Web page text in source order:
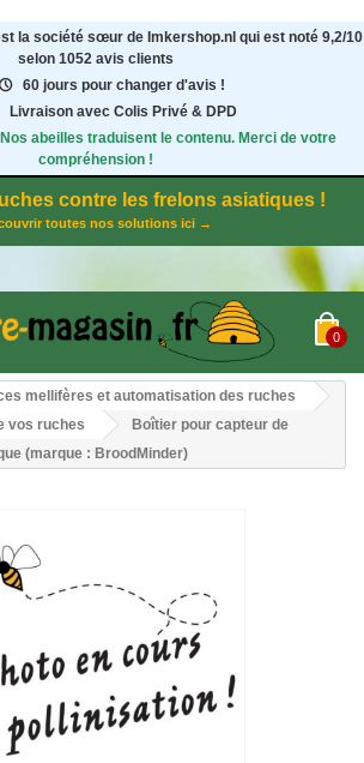
la société sœur de Imkershop.nl qui est noté 9,2/10
selon 1052 avis clients
60 jours pour changer d'avis !
Livraison avec Colis Privé & DPD
abeilles traduisent le contenu. Merci de votre
compréhension !
contre les frelons asiatiques !
toutes nos solutions ici →
0
mellifères et automatisation des ruches
vos ruches
Boîtier pour capteur de
(marque : BroodMinder)